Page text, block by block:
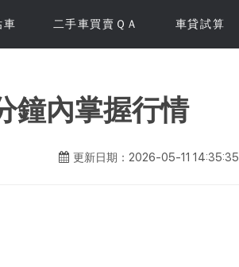
車 二手車買賣ＱＡ 車貸試算
鐘內掌握行情
更新日期：2026-05-11 14:35:35